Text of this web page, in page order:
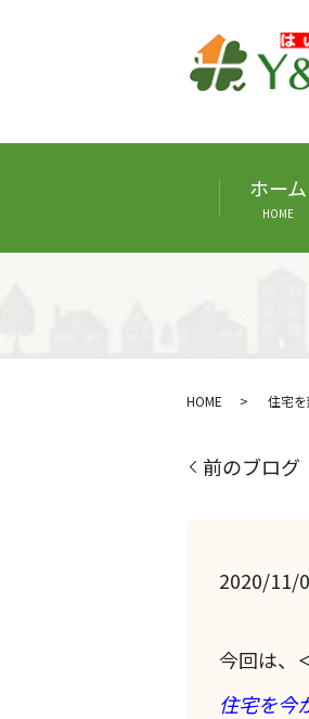
ホーム
HOME
HOME 住宅
前のブログ
2020/11/
今回は、
住宅を今